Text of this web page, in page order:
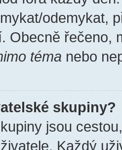
odemykat,
Obecně řečeno,
téma nebo
skupiny?
jsou
Každý